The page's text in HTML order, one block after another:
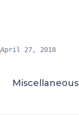
April 27, 2018
Miscellaneous